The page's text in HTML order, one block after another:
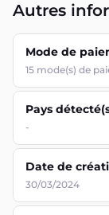
Autres
Mode de
15 mode(s) de
Pays
-
Date de
30/03/2024